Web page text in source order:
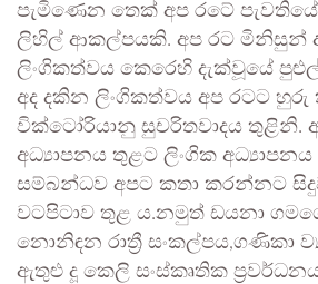
පැමිණෙන තෙක් අප රටේ
ලිහිල් ආකල්පයකි. අප රට මිනිසුන්
ලිංගිකත්වය කෙරෙහි දැක්වූයේ
අද දකින ලිංගිකත්වය අප රටට හුරු
වික්ටෝරියානු සුචරිතවාදය තුළිනි.
අධ්‍යාපනය තුළට ලිංගික අධ්‍යාපනය
සම්බන්ධව අපට කතා කරන්නට
වටපිටාව තුළ ය.නමුත් ඩයනා
නොනිඳන රාත්‍රී සංකල්පය,ගණිකා
ඇතුළු දූ කෙලි සංස්කෘතික ප්‍රවර්ධනය